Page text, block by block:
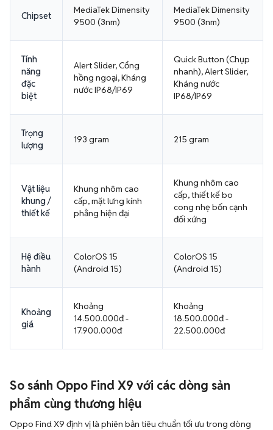
Chipset
MediaTek Dimensity
9500 (3nm)
MediaTek Dimensity
9500 (3nm)
Tính
năng
đặc
biệt
Alert Slider, Cổng
hồng ngoại, Kháng
nước IP68/IP69
Quick Button (Chụp
nhanh), Alert Slider,
Kháng nước
IP68/IP69
Trọng
lượng
193 gram 215 gram
Vật liệu
khung /
thiết kế
Khung nhôm cao
cấp, mặt lưng kính
phẳng hiện đại
Khung nhôm cao
cấp, thiết kế bo
cong nhẹ bốn cạnh
đối xứng
Hệ điều
hành
ColorOS 15
(Android 15)
ColorOS 15
(Android 15)
Khoảng
giá
Khoảng
14.500.000đ -
17.900.000đ
Khoảng
18.500.000đ -
22.500.000đ
So sánh Oppo Find X9 với các dòng sản
phẩm cùng thương hiệu
Oppo Find X9 định vị là phiên bản tiêu chuẩn tối ưu trong dòng